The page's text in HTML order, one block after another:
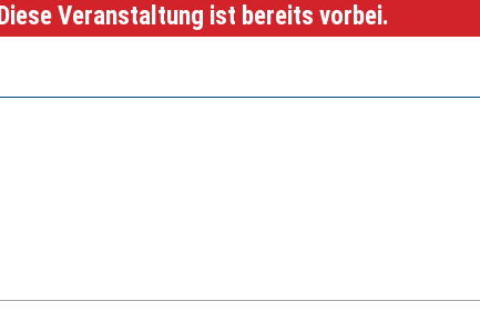
Diese Veranstaltung ist bereits vorbei.